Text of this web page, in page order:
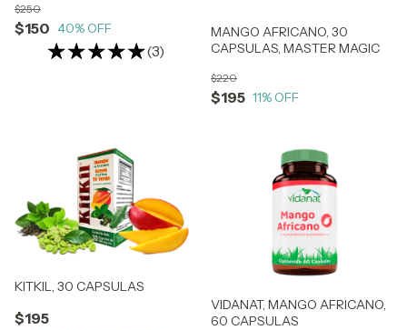
$150
$250
40% OFF
(3)
MANGO AFRICANO, 30
CAPSULAS, MASTER MAGIC
$195
$220
11% OFF
KITKIL, 30 CAPSULAS
$195
VIDANAT, MANGO AFRICANO,
60 CAPSULAS